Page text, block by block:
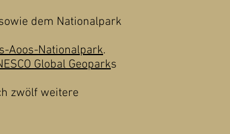
dem Nationalpark
Aoos-Nationalpark.
Global Geoparks
zwölf weitere